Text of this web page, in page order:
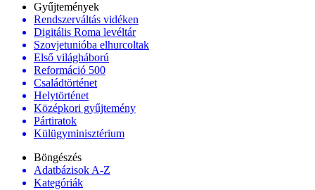
Gyűjtemények
Rendszerváltás vidéken
Digitális Roma levéltár
Szovjetunióba elhurcoltak
Első világháború
Reformáció 500
Családtörténet
Helytörténet
Középkori gyűjtemény
Pártiratok
Külügyminisztérium
Böngészés
Adatbázisok A-Z
Kategóriák